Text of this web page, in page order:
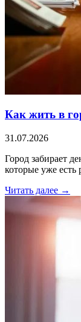
Как жить в
31.07.2026
Город забирает
которые уже
Читать далее →